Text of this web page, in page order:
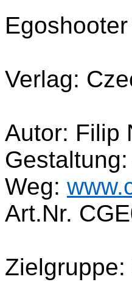
Verlag:
Autor: Filip
Weg:
Art.Nr.